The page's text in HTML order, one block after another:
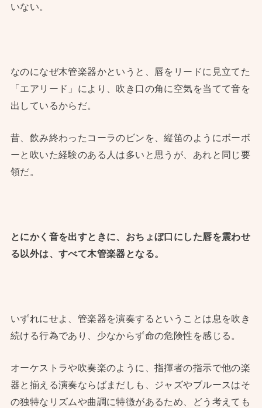
いない。
なのになぜ木管楽器かというと、唇をリードに見立てた
「エアリード」により、吹き口の角に空気を当てて音を
出しているからだ。
昔、飲み終わったコーラのビンを、縦笛のようにボーボ
ーと吹いた経験のある人は多いと思うが、あれと同じ要
領だ。
とにかく音を出すときに、おちょぼ口にした唇を震わせ
る以外は、すべて木管楽器となる。
いずれにせよ、管楽器を演奏するということは息を吹き
続ける行為であり、少なからず命の危険性を感じる。
オーケストラや吹奏楽のように、指揮者の指示で他の楽
器と揃える演奏ならばまだしも、ジャズやブルースはそ
の独特なリズムや曲調に特徴があるため、どう考えても